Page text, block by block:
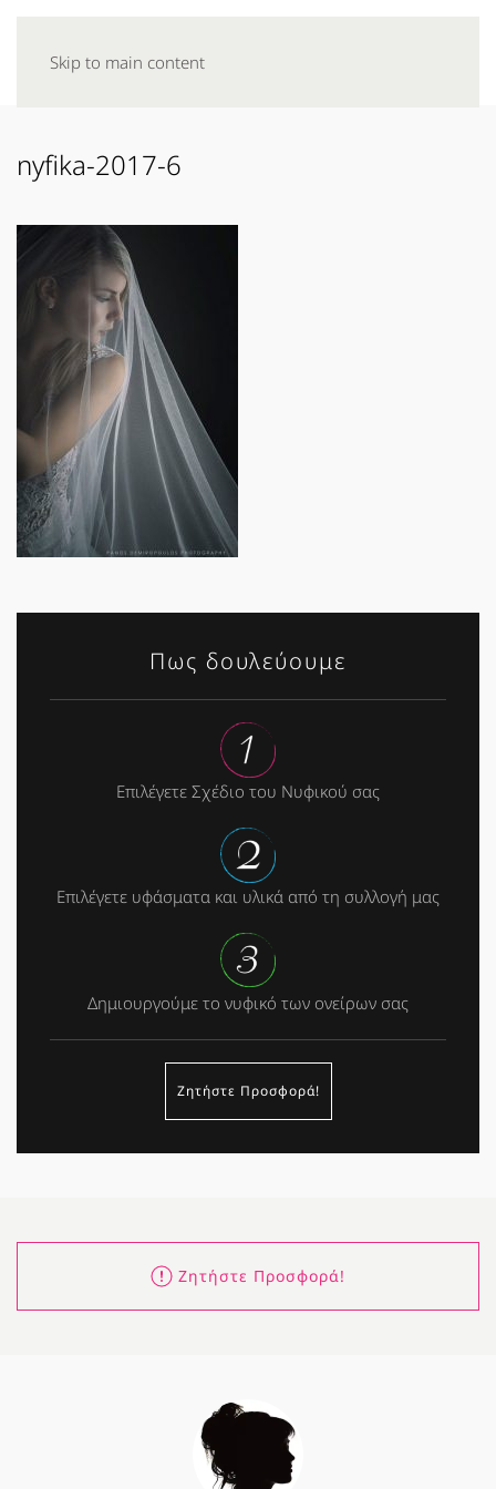
Skip to main content
nyfika-2017-6
Πως δουλεύουμε
Επιλέγετε Σχέδιο του Νυφικού σας
Επιλέγετε υφάσματα και υλικά από τη συλλογή μας
Δημιουργούμε το νυφικό των ονείρων σας
Ζητήστε Προσφορά!
Ζητήστε Προσφορά!